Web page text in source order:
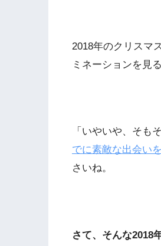
2018年のクリスマ
ミネーションを見
「いやいや、そも
でに素敵な出会い
さいね。
さて、そんな2018